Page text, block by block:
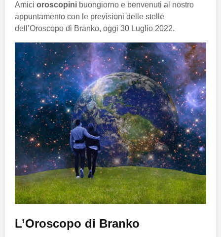
Amici oroscopini buongiorno e benvenuti al nostro
appuntamento con le previsioni delle stelle
dell’Oroscopo di Branko, oggi 30 Luglio 2022.
L’Oroscopo di Branko